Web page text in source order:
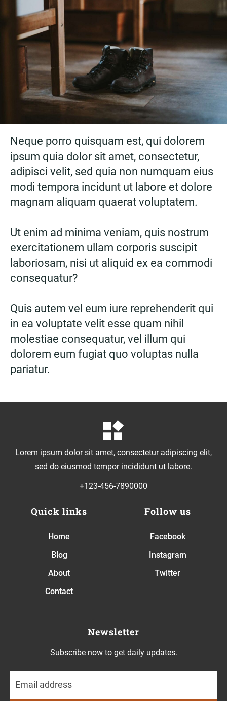
Neque porro quisquam est, qui dolorem
ipsum quia dolor sit amet, consectetur,
adipisci velit, sed quia non numquam eius
modi tempora incidunt ut labore et dolore
magnam aliquam quaerat voluptatem.
Ut enim ad minima veniam, quis nostrum
exercitationem ullam corporis suscipit
laboriosam, nisi ut aliquid ex ea commodi
consequatur?
Quis autem vel eum iure reprehenderit qui
in ea voluptate velit esse quam nihil
molestiae consequatur, vel illum qui
dolorem eum fugiat quo voluptas nulla
pariatur.
Lorem ipsum dolor sit amet, consectetur adipiscing elit,
sed do eiusmod tempor incididunt ut labore.
+123-456-7890000
Quick links
Home
Blog
About
Contact
Follow us
Facebook
Instagram
Twitter
Newsletter
Subscribe now to get daily updates.